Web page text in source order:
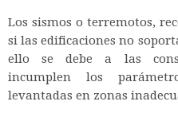
Los sismos o terremotos,
si las edificaciones no
ello se debe a las
incumplen los
levantadas en zonas